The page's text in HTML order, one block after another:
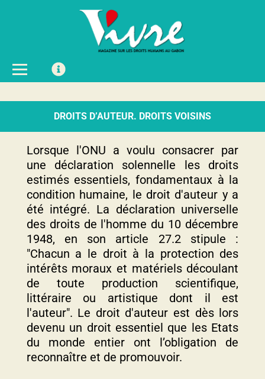
DROITS D’AUTEUR. DROITS VOISINS
Lorsque l'ONU a voulu consacrer par
une déclaration solennelle les droits
estimés essentiels, fondamentaux à la
condition humaine, le droit d'auteur y a
été intégré. La déclaration universelle
des droits de l'homme du 10 décembre
1948, en son article 27.2 stipule :
"Chacun a le droit à la protection des
intérêts moraux et matériels découlant
de toute production scientifique,
littéraire ou artistique dont il est
l'auteur". Le droit d'auteur est dès lors
devenu un droit essentiel que les Etats
du monde entier ont l’obligation de
reconnaître et de promouvoir.